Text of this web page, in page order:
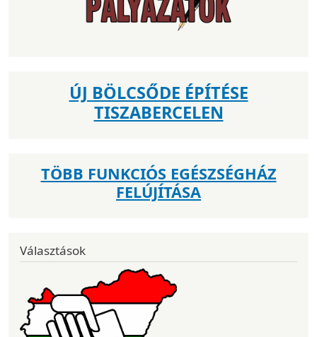
ÚJ BÖLCSŐDE ÉPÍTÉSE
TISZABERCELEN
TÖBB FUNKCIÓS EGÉSZSÉGHÁZ
FELÚJÍTÁSA
Választások